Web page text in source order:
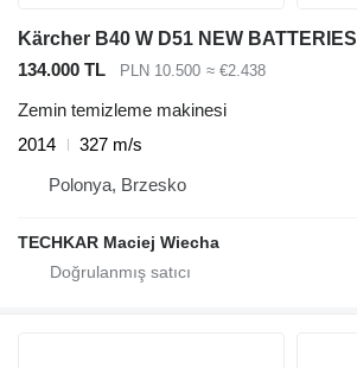
Kärcher B40 W D51 NEW BATTERIES
134.000 TL
PLN 10.500 ≈ €2.438
Zemin temizleme makinesi
2014
327 m/s
Polonya, Brzesko
TECHKAR Maciej Wiecha